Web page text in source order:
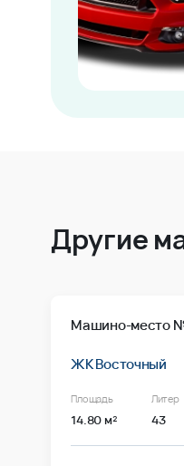
Другие
Машино-место
ЖК Восточный
Площадь
14.80 м²
Литер
43